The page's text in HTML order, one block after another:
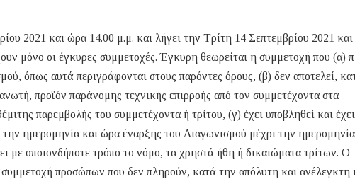
2021 και ώρα 14.00 μ.μ. και λήγει την Τρίτη 14 Σεπτεμβρίου 2021
μόνο οι έγκυρες συμμετοχές. Έγκυρη θεωρείται η συμμετοχή που (α)
όπως αυτά περιγράφονται στους παρόντες όρους, (β) δεν αποτελεί,
προϊόν παράνομης τεχνικής επιρροής από τον συμμετέχοντα στα
παρεμβολής του συμμετέχοντα ή τρίτου, (γ) έχει υποβληθεί και έχει
ημερομηνία και ώρα έναρξης του Διαγωνισμού μέχρι την
με οποιονδήποτε τρόπο το νόμο, τα χρηστά ήθη ή δικαιώματα τρίτων. Ο
προσώπων που δεν πληρούν, κατά την απόλυτη και ανέλεγκτη